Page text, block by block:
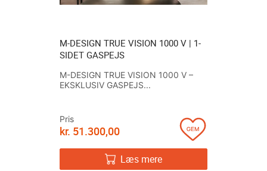
M-DESIGN TRUE VISION 1000 V | 1-
SIDET GASPEJS
M-DESIGN TRUE VISION 1000 V –
EKSKLUSIV GASPEJS...
Pris
kr. 51.300,00
Læs mere